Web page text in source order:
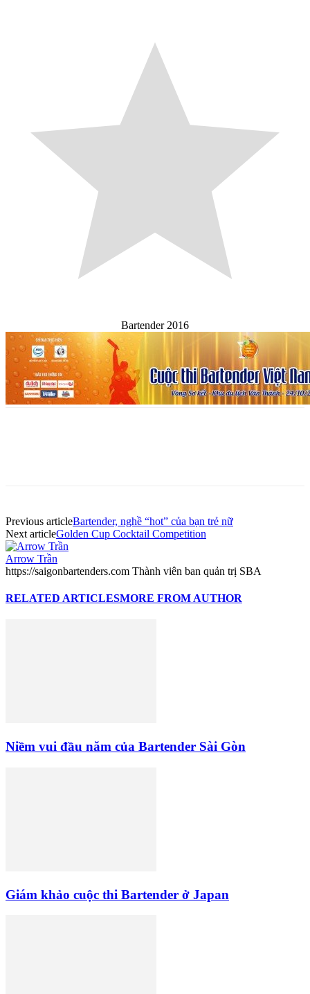
Bartender 2016
Previous articleBartender, nghề “hot” của bạn trẻ nữ
Next articleGolden Cup Cocktail Competition
Arrow Trần
https://saigonbartenders.com Thành viên ban quản trị SBA
RELATED ARTICLESMORE FROM AUTHOR
Niềm vui đầu năm của Bartender Sài Gòn
Giám khảo cuộc thi Bartender ở Japan